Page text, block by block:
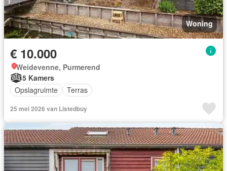
Woning
€ 10.000
Weidevenne, Purmerend
5 Kamers
Opslagruimte
Terras
25 mei 2026 van Listedbuy